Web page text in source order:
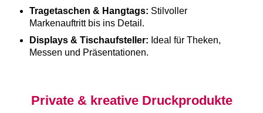
Tragetaschen & Hangtags: Stilvoller
Markenauftritt bis ins Detail.
Displays & Tischaufsteller: Ideal für Theken,
Messen und Präsentationen.
Private & kreative Druckprodukte